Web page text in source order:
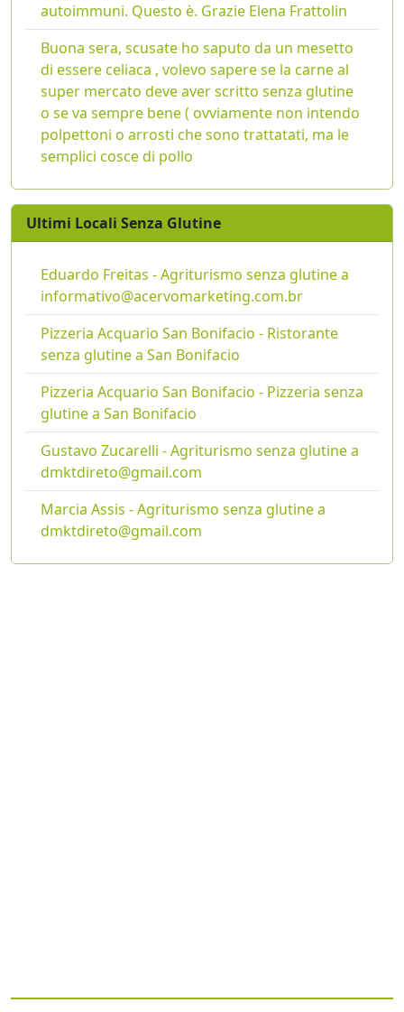
autoimmuni. Questo è. Grazie Elena Frattolin
Buona sera, scusate ho saputo da un mesetto
di essere celiaca , volevo sapere se la carne al
super mercato deve aver scritto senza glutine
o se va sempre bene ( ovviamente non intendo
polpettoni o arrosti che sono trattatati, ma le
semplici cosce di pollo
Ultimi Locali Senza Glutine
Eduardo Freitas - Agriturismo senza glutine a
informativo@acervomarketing.com.br
Pizzeria Acquario San Bonifacio - Ristorante
senza glutine a San Bonifacio
Pizzeria Acquario San Bonifacio - Pizzeria senza
glutine a San Bonifacio
Gustavo Zucarelli - Agriturismo senza glutine a
dmktdireto@gmail.com
Marcia Assis - Agriturismo senza glutine a
dmktdireto@gmail.com